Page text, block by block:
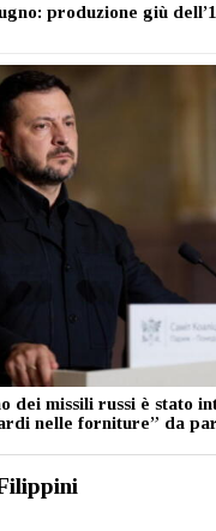
produzione giù
dei missili russi è stato
nelle forniture” da